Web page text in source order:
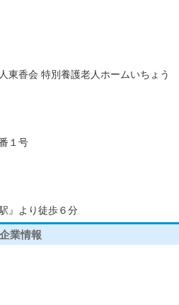
東香会 特別養護老人ホームいちょう
１号
』より徒歩６分
企業情報